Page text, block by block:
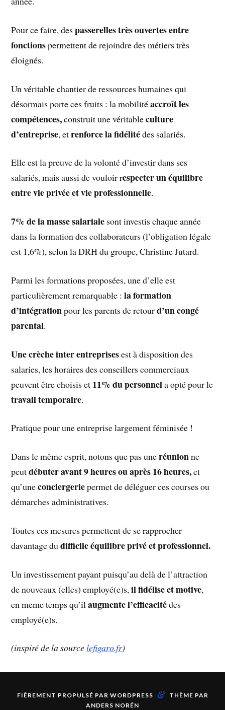
Pour ce faire, despasserelles très ouvertes entre
fonctionspermettent de rejoindre des métiers très
éloignés.
Un véritable chantier de ressources humaines qui
désormais porte ces fruits : la mobilitéaccroît les
compétences,construit une véritableculture
d’entreprise, etrenforce la fidélitédes salariés.
Elle est la preuve de la volonté d’investir dans ses
salariés, mais aussi de vouloir respecter un équilibre
entre vie privée et vie professionnelle.
7% de la masse salariale sont investis chaque année
dans la formation des collaborateurs (l’obligation légale
est 1,6%), selon la DRH du groupe, Christine Jutard.
Parmi les formations proposées, une d’elle est
particulièrement remarquable :la formation
d’intégrationpour les parents de retourd’un congé
parental.
Une crèche inter entreprisesest à disposition des
salaries, les horaires des conseillers commerciaux
peuvent être choisis et 11% du personnela opté pour le
travail temporaire.
Pratique pour une entreprise largement féminisée !
Dans le même esprit, notons que pas uneréunionne
peutdébuter avant 9 heures ou après 16 heures,et
qu’uneconciergeriepermet de déléguer ces courses ou
démarches administratives.
Toutes ces mesures permettent de se rapprocher
davantage dudifficile équilibre privé et professionnel.
Un investissement payant puisqu’au delà de l’attraction
de nouveaux (elles) employé(e)s,il fidélise et motive,
en meme temps qu’ilaugmente l’efficacitédes
employé(e)s.
(inspiré de la sourcelefigaro.fr)
FIÈREMENT PROPULSÉ PAR WORDPRESS &
THÈME PAR
ANDERS NORÉN